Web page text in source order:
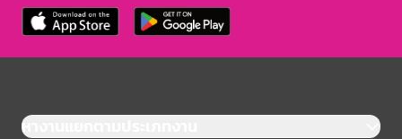
หางานแยกตามประเภทงาน